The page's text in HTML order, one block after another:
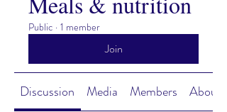
Public · 1 member
Join
Discussion Media Members About